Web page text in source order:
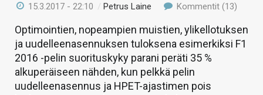
15.3.2017 - 22:10 /Petrus Laine Kommentit (13)
Optimointien, nopeampien muistien, ylikellotuksen
ja uudelleenasennuksen tuloksena esimerkiksi F1
2016 -pelin suorituskyky parani peräti 35 %
alkuperäiseen nähden, kun pelkkä pelin
uudelleenasennus ja HPET-ajastimen pois